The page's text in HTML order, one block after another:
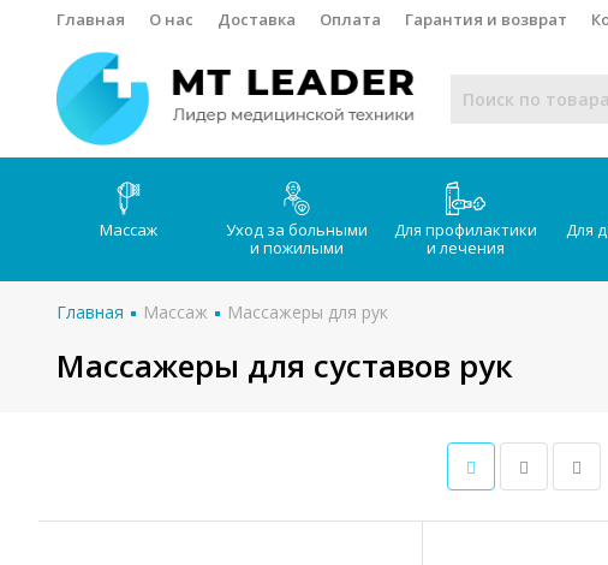
Главная О нас Доставка Оплата Гарантия и возврат
Массаж
Уход за больными
и пожилыми
Для профилактики
и лечения
Для
Главная Массаж Массажеры для рук
Массажеры для суставов рук